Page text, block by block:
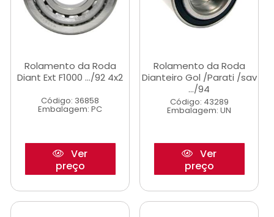
Rolamento da Roda
Diant Ext F1000 .../92 4x2
Código: 36858
Embalagem: PC
Ver
preço
Rolamento da Roda
Dianteiro Gol /Parati /sav
.../94
Código: 43289
Embalagem: UN
Ver
preço